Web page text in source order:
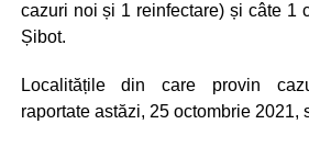
cazuri noi și 1 reinfectare) și câte 1
Șibot.
Localitățile din care provin
raportate astăzi, 25 octombrie 2021,